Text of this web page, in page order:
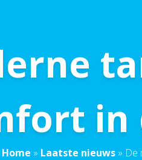
in
Home » Laatste nieuws » De